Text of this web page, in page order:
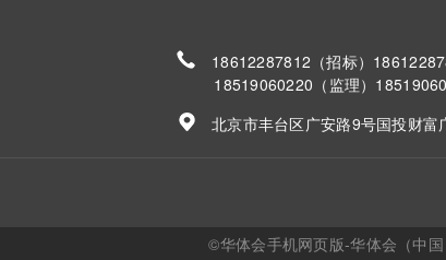
18612287812（招标）
18519060220（监理）
北京市丰台区广安路9号国投财富
©华体会手机网页版-华体会（